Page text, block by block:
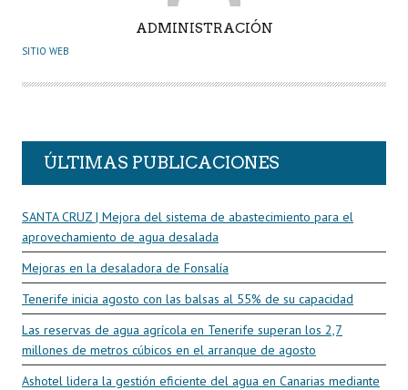
U
O
ADMINISTRACIÓN
SITIO WEB
ÚLTIMAS PUBLICACIONES
SANTA CRUZ | Mejora del sistema de abastecimiento para el
aprovechamiento de agua desalada
Mejoras en la desaladora de Fonsalía
Tenerife inicia agosto con las balsas al 55% de su capacidad
Las reservas de agua agrícola en Tenerife superan los 2,7
millones de metros cúbicos en el arranque de agosto
Ashotel lidera la gestión eficiente del agua en Canarias mediante